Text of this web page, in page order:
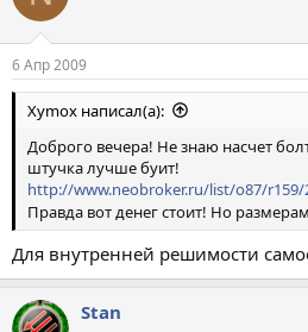
р
т
е
м
ы
ч
л
а
6 Апр 2009
Xymox написал(а):
Доброго вечера! Не знаю насчет
штучка лучше буит!
http://www.neobroker.ru/list/o87/r159/
Правда вот денег стоит! Но
Для внутренней решимости
Stan